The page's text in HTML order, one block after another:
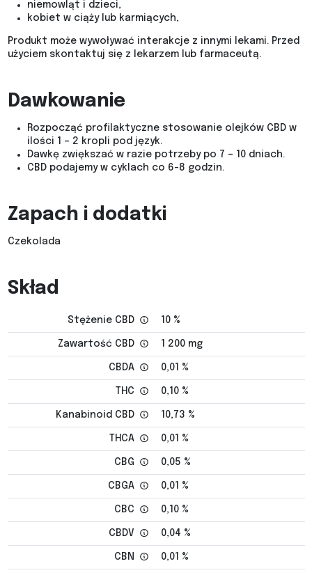
niemowląt i dzieci,
kobiet w ciąży lub karmiących,
Produkt może wywoływać interakcje z innymi lekami. Przed
użyciem skontaktuj się z lekarzem lub farmaceutą.
Dawkowanie
Rozpocząć profilaktyczne stosowanie olejków CBD w
ilości 1 – 2 kropli pod język.
Dawkę zwiększać w razie potrzeby po 7 – 10 dniach.
CBD podajemy w cyklach co 6-8 godzin.
Zapach i dodatki
Czekolada
Skład
Stężenie CBD 10 %
Zawartość CBD 1 200 mg
CBDA 0,01 %
THC 0,10 %
Kanabinoid CBD 10,73 %
THCA 0,01 %
CBG 0,05 %
CBGA 0,01 %
CBC 0,10 %
CBDV 0,04 %
CBN 0,01 %